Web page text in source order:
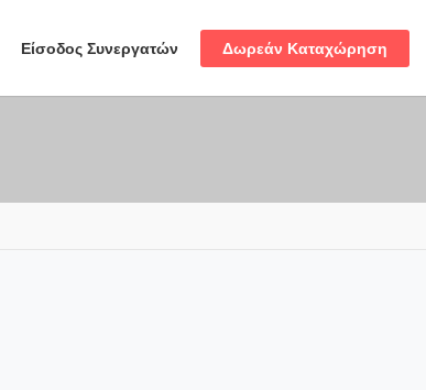
Είσοδος Συνεργατών Δωρεάν Καταχώρηση